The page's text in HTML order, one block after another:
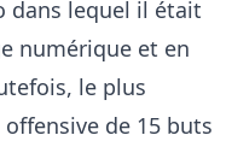
dans lequel il était
numérique et en
le plus
de 15 buts